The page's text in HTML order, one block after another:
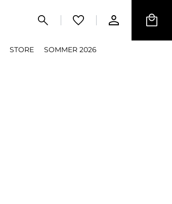
STORE SOMMER 2026